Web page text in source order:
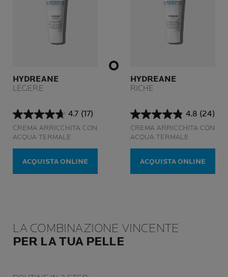
HYDREANE
LEGERE
4.7 (17)
4.7
su
5
stelle.
recensioni
CREMA ARRICCHITA CON
ACQUA TERMALE
ACQUISTA ONLINE
O
HYDREANE
RICHE
4.8 (24)
4.8
su
5
stelle.
recensioni
CREMA ARRICCHITA CON
ACQUA TERMALE
ACQUISTA ONLINE
LA COMBINAZIONE VINCENTE
PER LA TUA PELLE